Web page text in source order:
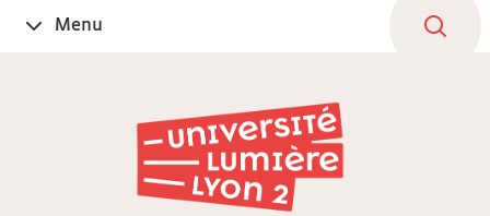
OuvrirMenu